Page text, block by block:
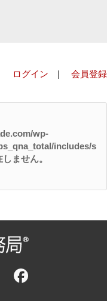
ログイン | 会員登録
wp-
includes/s
ません。